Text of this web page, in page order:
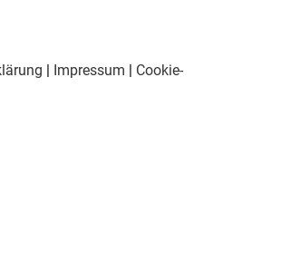
| Impressum | Cookie-